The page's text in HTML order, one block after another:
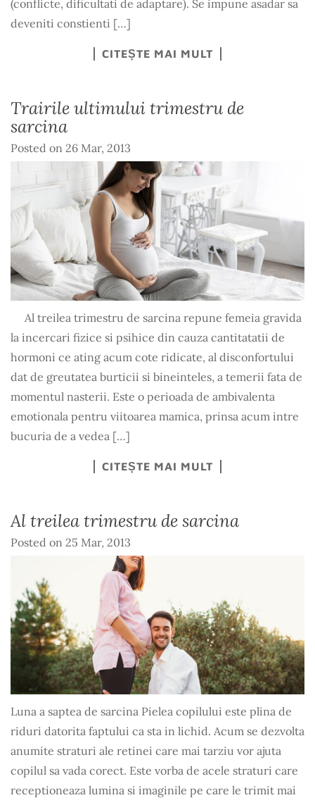
(conflicte, dificultati de adaptare). Se impune asadar sa
deveniti constienti […]
CITEȘTE MAI MULT
Trairile ultimului trimestru de
sarcina
Posted on 26 Mar, 2013
Al treilea trimestru de sarcina repune femeia gravida
la incercari fizice si psihice din cauza cantitatatii de
hormoni ce ating acum cote ridicate, al disconfortului
dat de greutatea burticii si bineinteles, a temerii fata de
momentul nasterii. Este o perioada de ambivalenta
emotionala pentru viitoarea mamica, prinsa acum intre
bucuria de a vedea […]
CITEȘTE MAI MULT
Al treilea trimestru de sarcina
Posted on 25 Mar, 2013
Luna a saptea de sarcina Pielea copilului este plina de
riduri datorita faptului ca sta in lichid. Acum se dezvolta
anumite straturi ale retinei care mai tarziu vor ajuta
copilul sa vada corect. Este vorba de acele straturi care
receptioneaza lumina si imaginile pe care le trimit mai